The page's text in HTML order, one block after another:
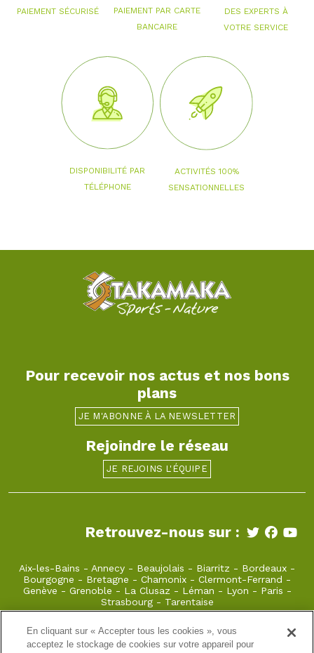
PAIEMENT SÉCURISÉ
PAIEMENT PAR CARTE
BANCAIRE
DES EXPERTS À
VOTRE SERVICE
DISPONIBILITÉ PAR
TÉLÉPHONE
ACTIVITÉS 100%
SENSATIONNELLES
Pour recevoir nos actus et nos bons
plans
JE M'ABONNE À LA NEWSLETTER
Rejoindre le réseau
JE REJOINS L'ÉQUIPE
Retrouvez-nous sur :
Aix-les-Bains - Annecy - Beaujolais - Biarritz - Bordeaux -
Bourgogne - Bretagne - Chamonix - Clermont-Ferrand -
Genève - Grenoble - La Clusaz - Léman - Lyon - Paris -
Strasbourg- Tarentaise
laclusaz@takamaka.fr
En cliquant sur « Accepter tous les cookies », vous
acceptez le stockage de cookies sur votre appareil pour